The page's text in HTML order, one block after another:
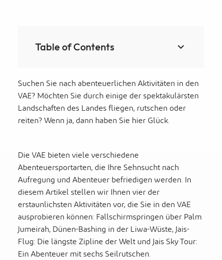
Table of Contents
Suchen Sie nach abenteuerlichen Aktivitäten in den
VAE? Möchten Sie durch einige der spektakulärsten
Landschaften des Landes fliegen, rutschen oder
reiten? Wenn ja, dann haben Sie hier Glück.
Die VAE bieten viele verschiedene
Abenteuersportarten, die Ihre Sehnsucht nach
Aufregung und Abenteuer befriedigen werden. In
diesem Artikel stellen wir Ihnen vier der
erstaunlichsten Aktivitäten vor, die Sie in den VAE
ausprobieren können: Fallschirmspringen über Palm
Jumeirah, Dünen-Bashing in der Liwa-Wüste, Jais-
Flug: Die längste Zipline der Welt und Jais Sky Tour:
Ein Abenteuer mit sechs Seilrutschen.